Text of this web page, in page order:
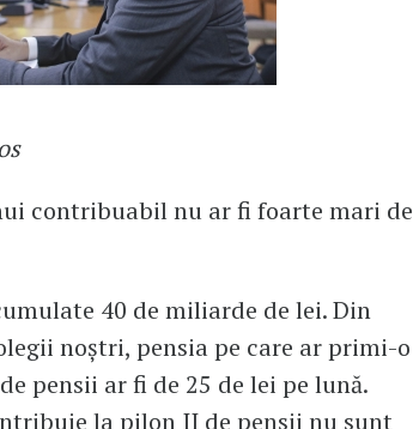
contribuabil nu ar fi foarte mari de
40 de miliarde de lei. Din
noștri, pensia pe care ar primi-o
pensii ar fi de 25 de lei pe lună.
la pilon II de pensii nu sunt